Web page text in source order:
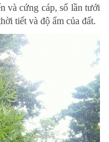
và cứng cáp, số lần tưới
tiết và độ ẩm của đất.